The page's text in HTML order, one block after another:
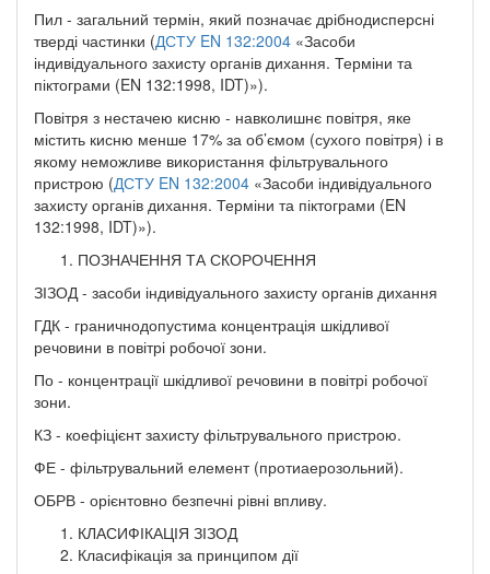
Пил - загальний термін, який позначає дрібнодисперсні
тверді частинки (ДСТУ EN 132:2004 «Засоби
індивідуального захисту органів дихання. Терміни та
піктограми (EN 132:1998, IDT)»).
Повітря з нестачею кисню - навколишнє повітря, яке
містить кисню менше 17% за об’ємом (сухого повітря) і в
якому неможливе використання фільтрувального
пристрою (ДСТУ EN 132:2004 «Засоби індивідуального
захисту органів дихання. Терміни та піктограми (EN
132:1998, IDT)»).
ПОЗНАЧЕННЯ ТА СКОРОЧЕННЯ
ЗІЗОД - засоби індивідуального захисту органів дихання
ГДК - граничнодопустима концентрація шкідливої
речовини в повітрі робочої зони.
По - концентрації шкідливої речовини в повітрі робочої
зони.
КЗ - коефіцієнт захисту фільтрувального пристрою.
ФЕ - фільтрувальний елемент (протиаерозольний).
ОБРВ - орієнтовно безпечні рівні впливу.
КЛАСИФІКАЦІЯ ЗІЗОД
Класифікація за принципом дії